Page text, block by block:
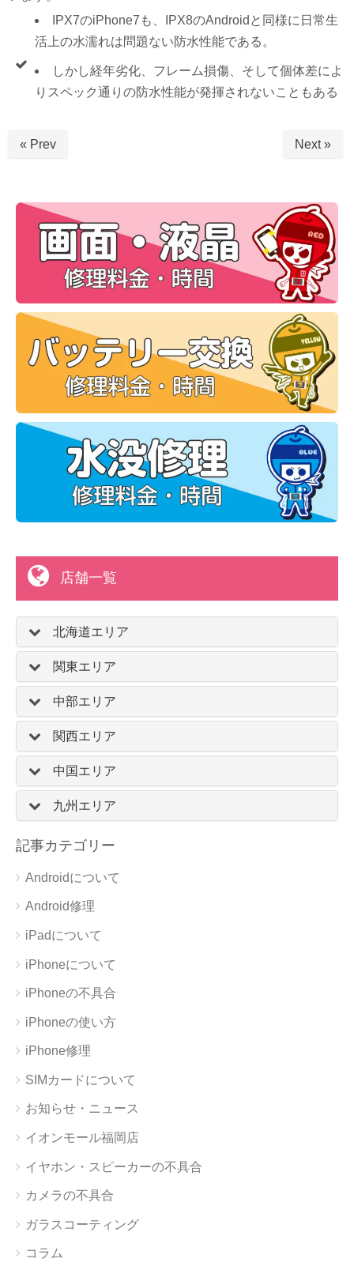
IPX7のiPhone7も、IPX8のAndroidと同様に日常生
活上の水濡れは問題ない防水性能である。
しかし経年劣化、フレーム損傷、そして個体差によ
りスペック通りの防水性能が発揮されないこともある
« Prev Next »
店舗一覧
北海道エリア
関東エリア
中部エリア
関西エリア
中国エリア
九州エリア
記事カテゴリー
Androidについて
Android修理
iPadについて
iPhoneについて
iPhoneの不具合
iPhoneの使い方
iPhone修理
SIMカードについて
お知らせ・ニュース
イオンモール福岡店
イヤホン・スピーカーの不具合
カメラの不具合
ガラスコーティング
コラム